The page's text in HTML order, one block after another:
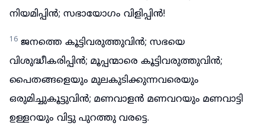
നിയമിപ്പിൻ; സഭായോഗം വിളിപ്പിൻ!
16 ജനത്തെ കൂട്ടിവരുത്തുവിൻ; സഭയെ
വിശുദ്ധീകരിപ്പിൻ; മൂപ്പന്മാരെ കൂട്ടിവരുത്തുവിൻ;
പൈതങ്ങളെയും മുലകുടിക്കുന്നവരെയും
ഒരുമിച്ചുകൂട്ടുവിൻ; മണവാളൻ മണവറയും മണവാട്ടി
ഉള്ളറയും വിട്ടു പുറത്തു വരട്ടെ.